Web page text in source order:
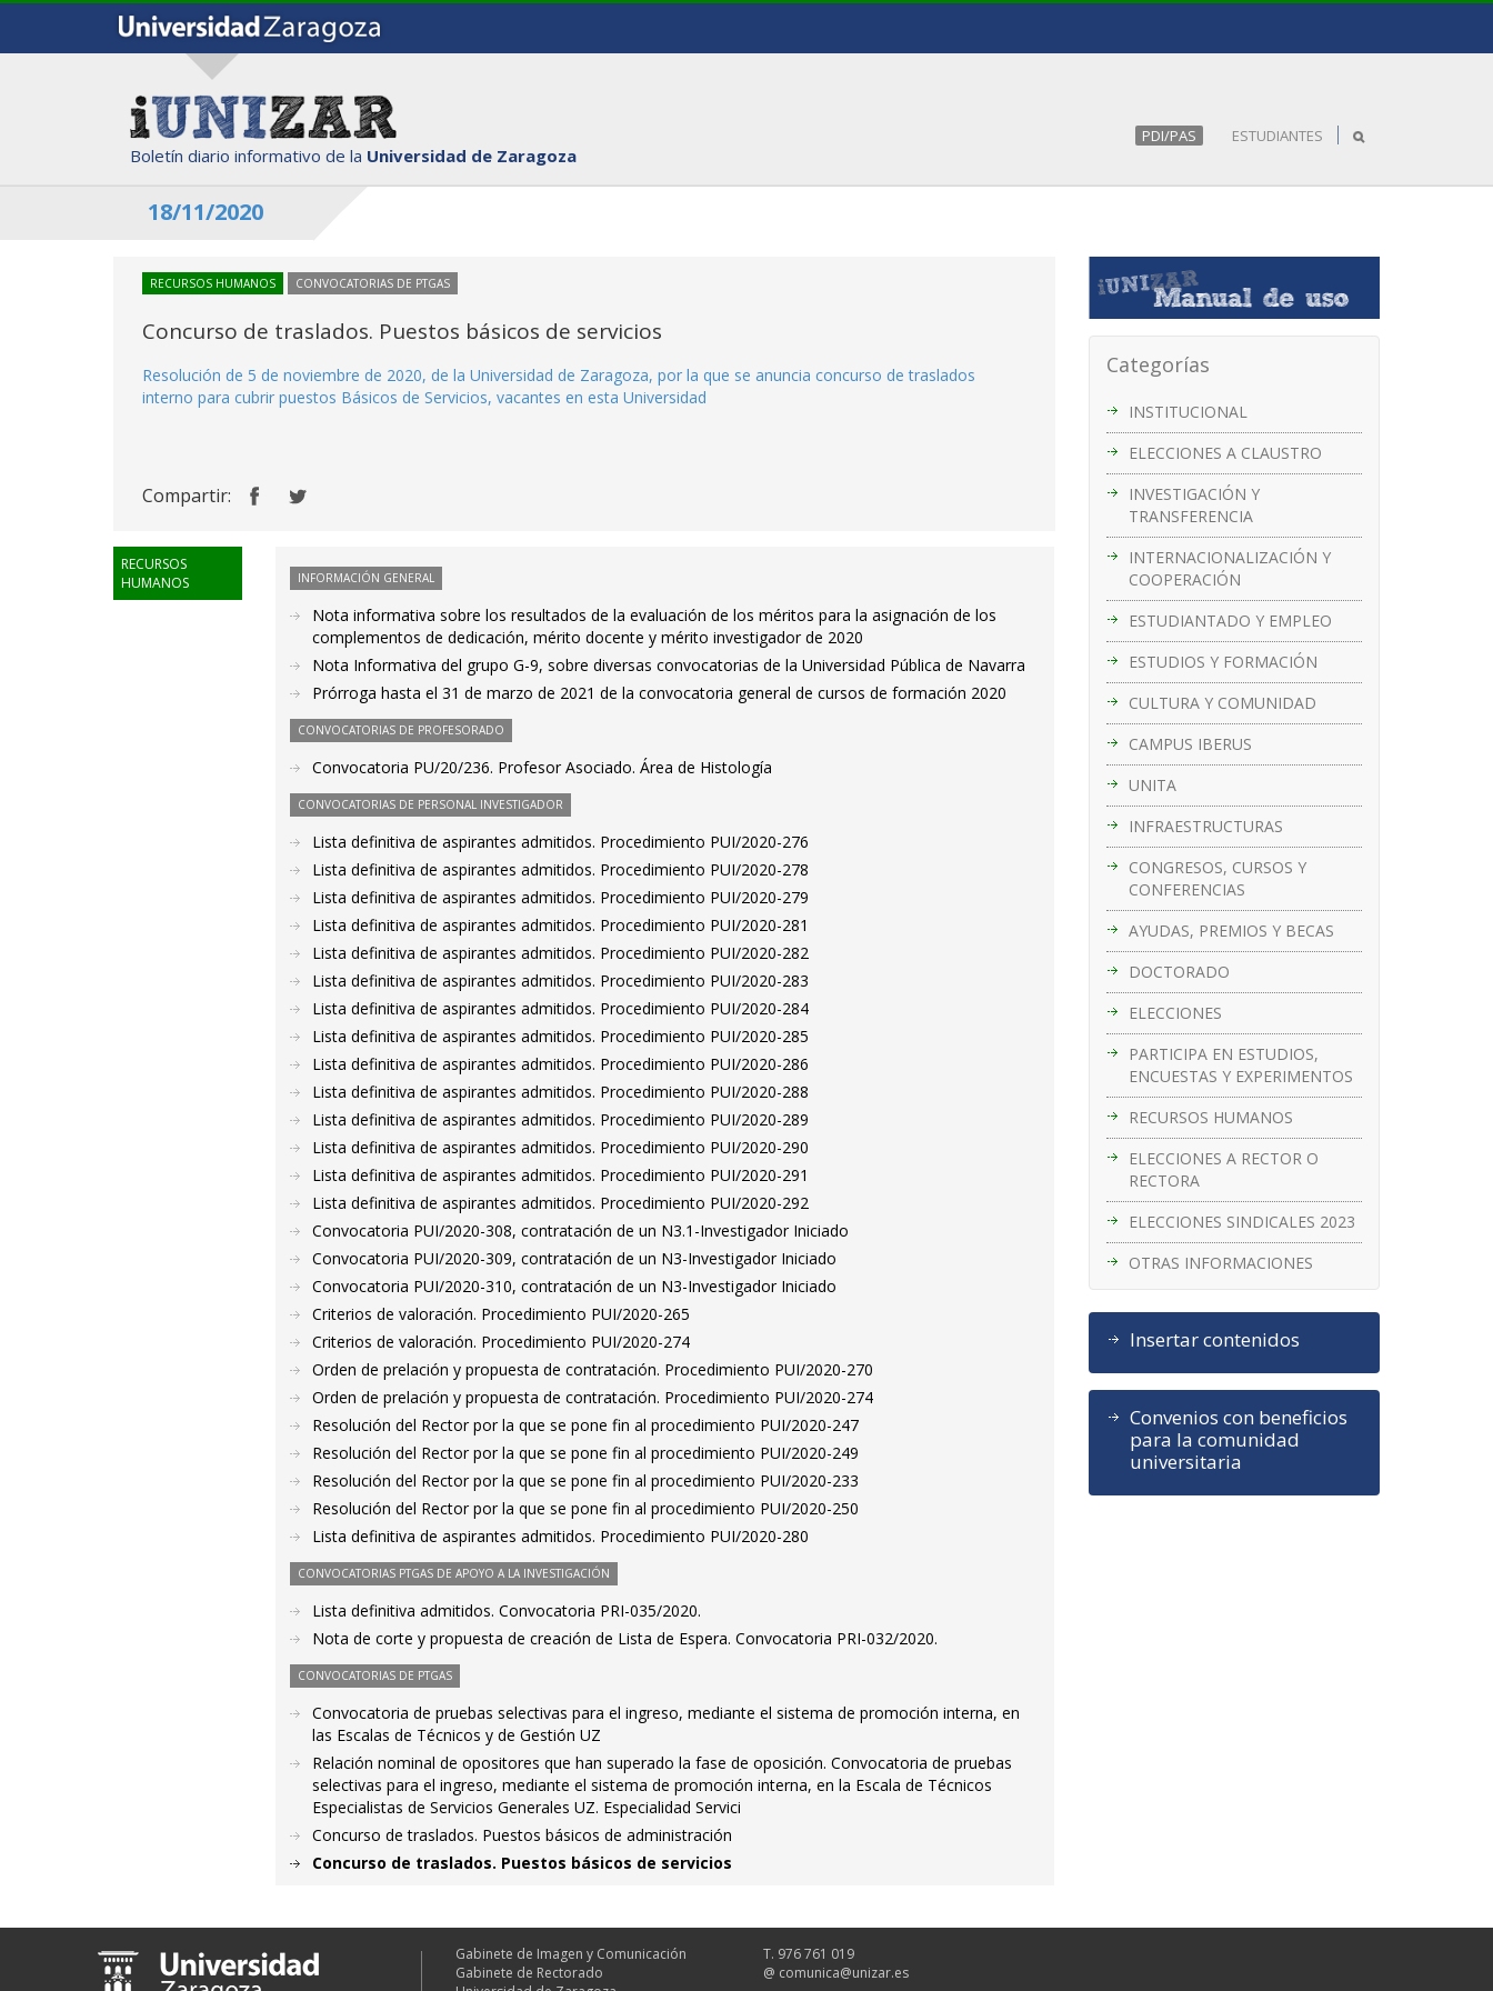
Boletín diario informativo de la Universidad de Zaragoza
PDI/PAS ESTUDIANTES
18/11/2020
Categorías
INSTITUCIONAL
ELECCIONES A CLAUSTRO
INVESTIGACIÓN Y
TRANSFERENCIA
INTERNACIONALIZACIÓN Y
COOPERACIÓN
ESTUDIANTADO Y EMPLEO
ESTUDIOS Y FORMACIÓN
CULTURA Y COMUNIDAD
CAMPUS IBERUS
UNITA
INFRAESTRUCTURAS
CONGRESOS, CURSOS Y
CONFERENCIAS
AYUDAS, PREMIOS Y BECAS
DOCTORADO
ELECCIONES
PARTICIPA EN ESTUDIOS,
ENCUESTAS Y EXPERIMENTOS
RECURSOS HUMANOS
ELECCIONES A RECTOR O
RECTORA
ELECCIONES SINDICALES 2023
OTRAS INFORMACIONES
Insertar contenidos
Convenios con beneficios
para la comunidad
universitaria
RECURSOS HUMANOS CONVOCATORIAS DE PTGAS
Concurso de traslados. Puestos básicos de servicios
Resolución de 5 de noviembre de 2020, de la Universidad de Zaragoza, por la que se anuncia concurso de traslados
interno para cubrir puestos Básicos de Servicios, vacantes en esta Universidad
Compartir:
RECURSOS
HUMANOS
INFORMACIÓN GENERAL
Nota informativa sobre los resultados de la evaluación de los méritos para la asignación de los
complementos de dedicación, mérito docente y mérito investigador de 2020
Nota Informativa del grupo G-9, sobre diversas convocatorias de la Universidad Pública de Navarra
Prórroga hasta el 31 de marzo de 2021 de la convocatoria general de cursos de formación 2020
CONVOCATORIAS DE PROFESORADO
Convocatoria PU/20/236. Profesor Asociado. Área de Histología
CONVOCATORIAS DE PERSONAL INVESTIGADOR
Lista definitiva de aspirantes admitidos. Procedimiento PUI/2020-276
Lista definitiva de aspirantes admitidos. Procedimiento PUI/2020-278
Lista definitiva de aspirantes admitidos. Procedimiento PUI/2020-279
Lista definitiva de aspirantes admitidos. Procedimiento PUI/2020-281
Lista definitiva de aspirantes admitidos. Procedimiento PUI/2020-282
Lista definitiva de aspirantes admitidos. Procedimiento PUI/2020-283
Lista definitiva de aspirantes admitidos. Procedimiento PUI/2020-284
Lista definitiva de aspirantes admitidos. Procedimiento PUI/2020-285
Lista definitiva de aspirantes admitidos. Procedimiento PUI/2020-286
Lista definitiva de aspirantes admitidos. Procedimiento PUI/2020-288
Lista definitiva de aspirantes admitidos. Procedimiento PUI/2020-289
Lista definitiva de aspirantes admitidos. Procedimiento PUI/2020-290
Lista definitiva de aspirantes admitidos. Procedimiento PUI/2020-291
Lista definitiva de aspirantes admitidos. Procedimiento PUI/2020-292
Convocatoria PUI/2020-308, contratación de un N3.1-Investigador Iniciado
Convocatoria PUI/2020-309, contratación de un N3-Investigador Iniciado
Convocatoria PUI/2020-310, contratación de un N3-Investigador Iniciado
Criterios de valoración. Procedimiento PUI/2020-265
Criterios de valoración. Procedimiento PUI/2020-274
Orden de prelación y propuesta de contratación. Procedimiento PUI/2020-270
Orden de prelación y propuesta de contratación. Procedimiento PUI/2020-274
Resolución del Rector por la que se pone fin al procedimiento PUI/2020-247
Resolución del Rector por la que se pone fin al procedimiento PUI/2020-249
Resolución del Rector por la que se pone fin al procedimiento PUI/2020-233
Resolución del Rector por la que se pone fin al procedimiento PUI/2020-250
Lista definitiva de aspirantes admitidos. Procedimiento PUI/2020-280
CONVOCATORIAS PTGAS DE APOYO A LA INVESTIGACIÓN
Lista definitiva admitidos. Convocatoria PRI-035/2020.
Nota de corte y propuesta de creación de Lista de Espera. Convocatoria PRI-032/2020.
CONVOCATORIAS DE PTGAS
Convocatoria de pruebas selectivas para el ingreso, mediante el sistema de promoción interna, en
las Escalas de Técnicos y de Gestión UZ
Relación nominal de opositores que han superado la fase de oposición. Convocatoria de pruebas
selectivas para el ingreso, mediante el sistema de promoción interna, en la Escala de Técnicos
Especialistas de Servicios Generales UZ. Especialidad Servici
Concurso de traslados. Puestos básicos de administración
Concurso de traslados. Puestos básicos de servicios
Gabinete de Imagen y Comunicación
Gabinete de Rectorado
T. 976 761 019
@ comunica@unizar.es